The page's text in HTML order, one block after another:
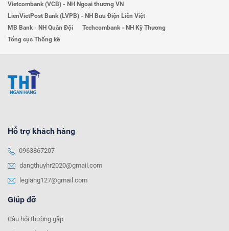
Vietcombank (VCB) - NH Ngoại thương VN
LienVietPost Bank (LVPB) - NH Bưu Điện Liên Việt
MB Bank - NH Quân Đội
Techcombank - NH Kỹ Thương
Tổng cục Thống kê
Hỗ trợ khách hàng
0963867207
dangthuyhr2020@gmail.com
legiang127@gmail.com
Giúp đỡ
Câu hỏi thường gặp